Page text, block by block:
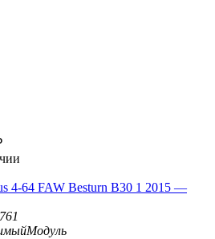
4-64 FAW Besturn B30 1 2015 —